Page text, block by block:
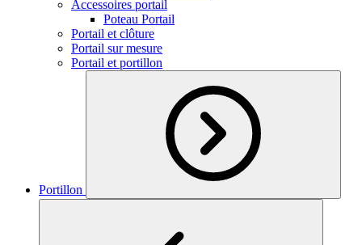
Accessoires portail
Poteau Portail
Portail et clôture
Portail sur mesure
Portail et portillon
Portillon